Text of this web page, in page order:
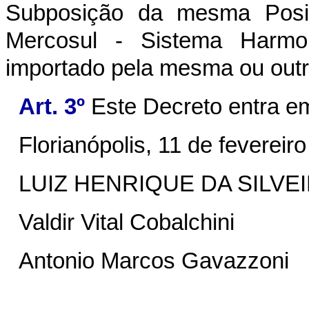
Subposição da mesma
Mercosul - Sistema
importado pela mesma ou
Art. 3º Este Decreto entra
Florianópolis, 11 de
LUIZ HENRIQUE DA
Valdir Vital Cobalchini
Antonio Marcos Gavazzoni